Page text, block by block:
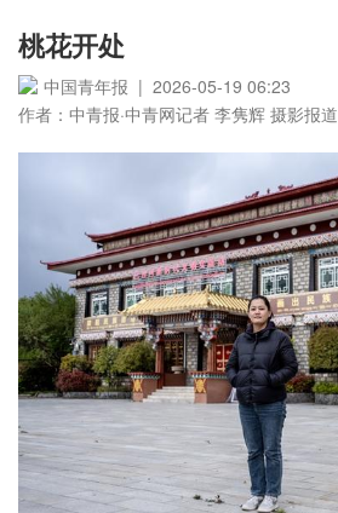
桃花开处
中国青年报 | 2026-05-19 06:23
作者：中青报·中青网记者 李隽辉 摄影报道